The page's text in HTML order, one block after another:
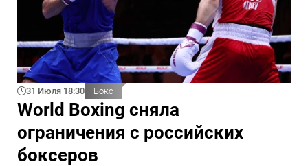
31 Июля 18:30 Бокс
World Boxing сняла
ограничения с российских
боксеров